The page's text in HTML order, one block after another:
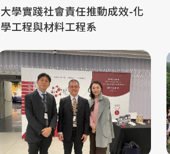
大學實踐社會責任推動成效-化
學工程與材料工程系